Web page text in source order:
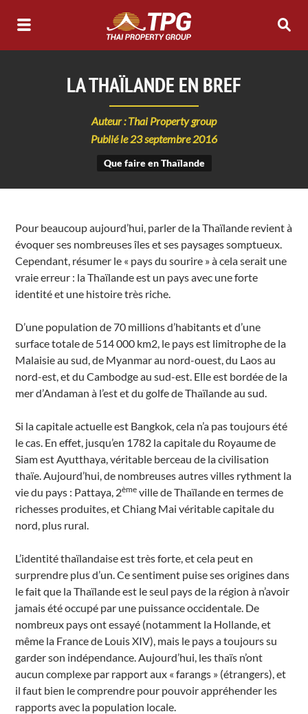
LA THAÏLANDE EN BREF
Auteur : Thai Property group
Publié le 23 septembre 2016
Que faire en Thaïlande
Pour beaucoup aujourd’hui, parler de la Thaïlande revient à
évoquer ses nombreuses îles et ses paysages somptueux.
Cependant, résumer le « pays du sourire » à cela serait une
vraie erreur : la Thaïlande est un pays avec une forte
identité et une histoire très riche.
D’une population de 70 millions d’habitants et d’une
surface totale de 514 000 km2, le pays est limitrophe de la
Malaisie au sud, de Myanmar au nord-ouest, du Laos au
nord-est, et du Cambodge au sud-est. Elle est bordée de la
mer d’Andaman à l’est et du golfe de Thaïlande au sud.
Si la capitale actuelle est Bangkok, cela n’a pas toujours été
le cas. En effet, jusqu’en 1782 la capitale du Royaume de
Siam est Ayutthaya, véritable berceau de la civilisation
thaïe. Aujourd’hui, de nombreuses autres villes rythment la
vie du pays : Pattaya, 2ème ville de Thaïlande en termes de
richesses produites, et Chiang Mai véritable capitale du
nord, plus rural.
L’identité thaïlandaise est très forte, et cela peut en
surprendre plus d’un. Ce sentiment puise ses origines dans
le fait que la Thaïlande est le seul pays de la région à n’avoir
jamais été occupé par une puissance occidentale. De
nombreux pays ont essayé (notamment la Hollande, et
même la France de Louis XIV), mais le pays a toujours su
garder son indépendance. Aujourd’hui, les thaïs n’ont
aucun complexe par rapport aux « farangs » (étrangers), et
il faut bien le comprendre pour pouvoir appréhender les
rapports avec la population locale.